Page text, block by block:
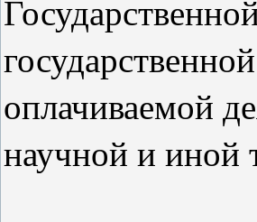
оплачиваемой
научной и иной